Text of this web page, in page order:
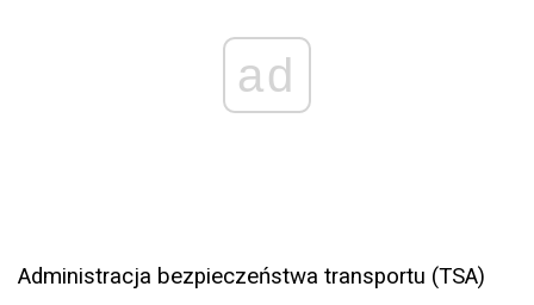
ad
Administracja bezpieczeństwa transportu (TSA)